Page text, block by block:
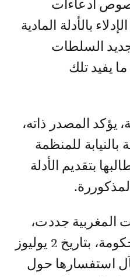
ادعاءات
بالأدلة المادية
السلطات
يفيد تلك
يؤكد المصدر ذاته،
بالنيابة للمنظمة
1 يوليوز 2020، يطالبها بتقديم الأدلة
المغربية جددت،
عقب انعقاد مجلس الحكومة، بتاريخ 2 يوليوز
مآل استفسارها حول